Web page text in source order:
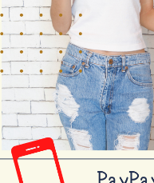
おすすめ
スポット
「場」